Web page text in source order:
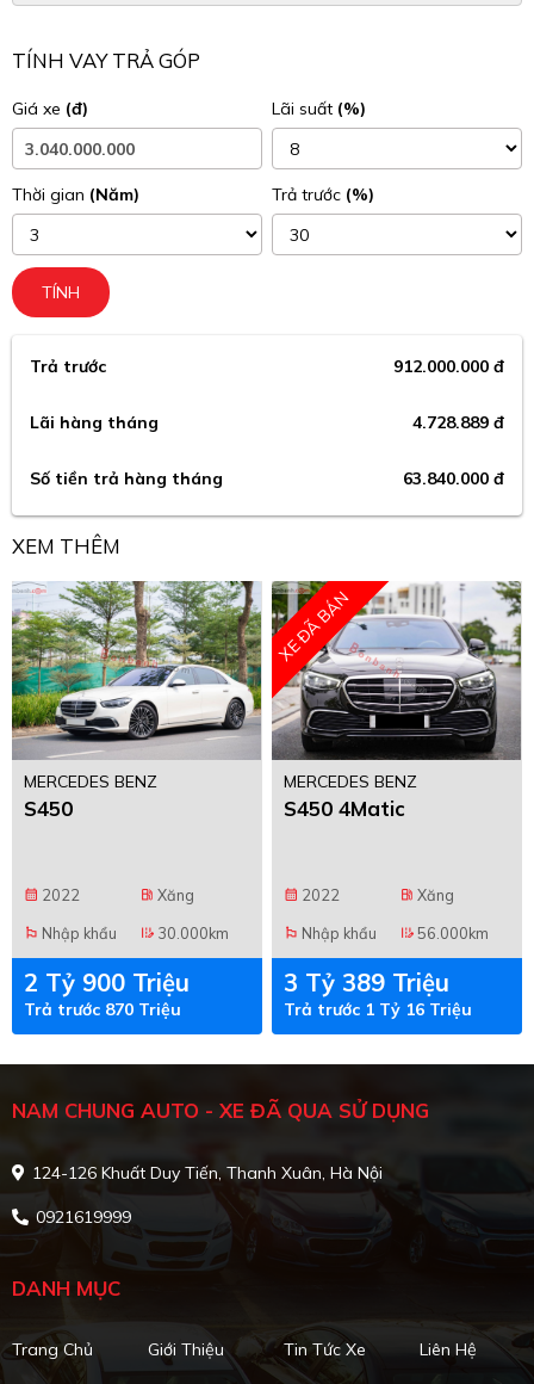
TÍNH VAY TRẢ GÓP
Giá xe (đ) Lãi suất (%)
Thời gian (Năm) Trả trước (%)
TÍNH
Trả trước 912.000.000 đ
Lãi hàng tháng 4.728.889 đ
Số tiền trả hàng tháng 63.840.000 đ
XEM THÊM
MERCEDES BENZ
S450
calendar_month 2022 local_gas_station Xăng
emoji_flags Nhập khẩu edit_road 30.000km
2 Tỷ 900 Triệu
Trả trước 870 Triệu
XE ĐÃ BÁN
MERCEDES BENZ
S450 4Matic
calendar_month 2022 local_gas_station Xăng
emoji_flags Nhập khẩu edit_road 56.000km
3 Tỷ 389 Triệu
Trả trước 1 Tỷ 16 Triệu
NAM CHUNG AUTO - XE ĐÃ QUA SỬ DỤNG
124-126 Khuất Duy Tiến, Thanh Xuân, Hà Nội
0921619999
DANH MỤC
Trang Chủ Giới Thiệu Tin Tức Xe Liên Hệ